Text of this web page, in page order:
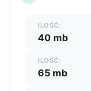
ILOŚĆ:
40 mb
ILOŚĆ:
65 mb